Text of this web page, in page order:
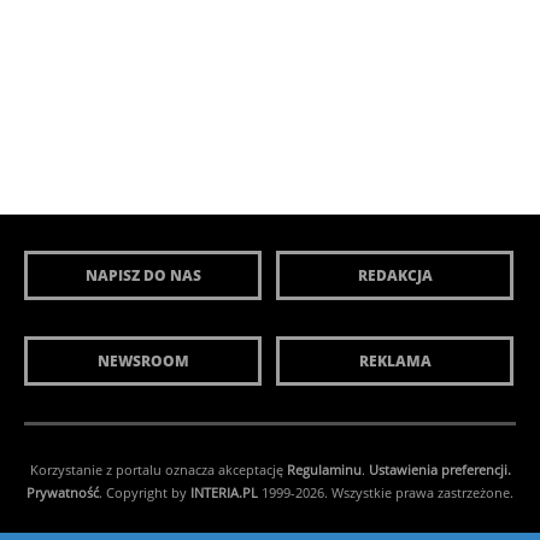
NAPISZ DO NAS REDAKCJA
NEWSROOM REKLAMA
Korzystanie z portalu oznacza akceptację Regulaminu. Ustawienia preferencji.
Prywatność. Copyright by INTERIA.PL 1999-2026. Wszystkie prawa zastrzeżone.